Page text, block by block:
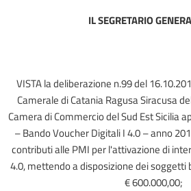
IL SEGRETARIO
VISTA la deliberazione n.99 del
Camerale di Catania Ragusa Siracusa
Camera di Commercio del Sud Est Sicilia
– Bando Voucher Digitali I 4.0 – anno
contributi alle PMI per l'attivazione di
4.0, mettendo a disposizione dei soggetti
€ 600.000,00;